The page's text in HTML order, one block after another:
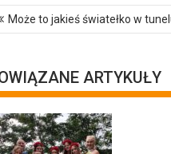
Może to jakieś światełko w
ARTYKUŁY